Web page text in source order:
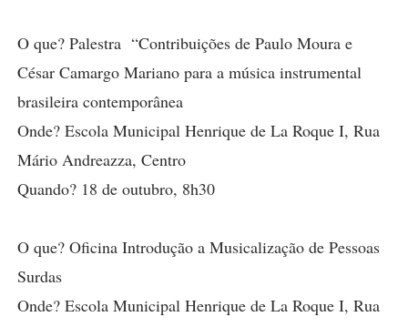
O que? Palestra “Contribuições de Paulo Moura e
César Camargo Mariano para a música instrumental
brasileira contemporânea
Onde? Escola Municipal Henrique de La Roque I, Rua
Mário Andreazza, Centro
Quando? 18 de outubro, 8h30
O que? Oficina Introdução a Musicalização de Pessoas
Surdas
Onde? Escola Municipal Henrique de La Roque I, Rua